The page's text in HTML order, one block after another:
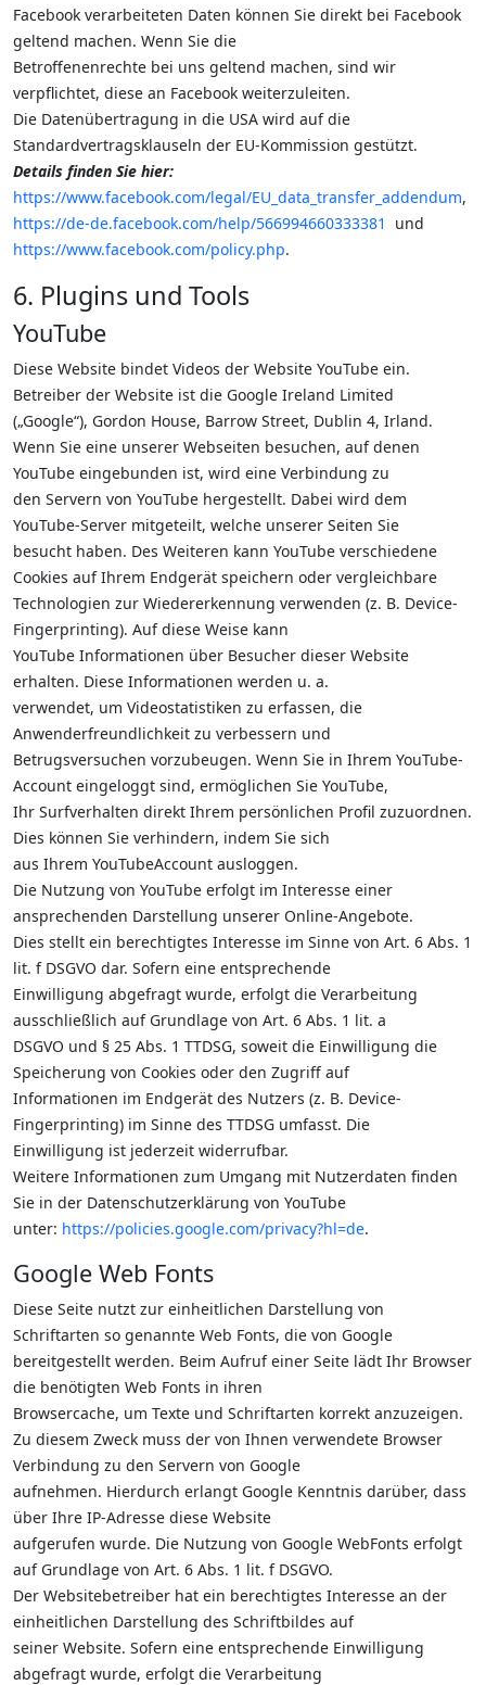
Facebook verarbeiteten Daten können Sie direkt bei Facebook
geltend machen. Wenn Sie die
Betroffenenrechte bei uns geltend machen, sind wir
verpflichtet, diese an Facebook weiterzuleiten.
Die Datenübertragung in die USA wird auf die
Standardvertragsklauseln der EU-Kommission gestützt.
Details finden Sie hier:
https://www.facebook.com/legal/EU_data_transfer_addendum,
https://de-de.facebook.com/help/566994660333381
und
https://www.facebook.com/policy.php.
6. Plugins und Tools
YouTube
Diese Website bindet Videos der Website YouTube ein.
Betreiber der Website ist die Google Ireland Limited
(„Google“), Gordon House, Barrow Street, Dublin 4, Irland.
Wenn Sie eine unserer Webseiten besuchen, auf denen
YouTube eingebunden ist, wird eine Verbindung zu
den Servern von YouTube hergestellt. Dabei wird dem
YouTube-Server mitgeteilt, welche unserer Seiten Sie
besucht haben. Des Weiteren kann YouTube verschiedene
Cookies auf Ihrem Endgerät speichern oder vergleichbare
Technologien zur Wiedererkennung verwenden (z. B. Device-
Fingerprinting). Auf diese Weise kann
YouTube Informationen über Besucher dieser Website
erhalten. Diese Informationen werden u. a.
verwendet, um Videostatistiken zu erfassen, die
Anwenderfreundlichkeit zu verbessern und
Betrugsversuchen vorzubeugen. Wenn Sie in Ihrem YouTube-
Account eingeloggt sind, ermöglichen Sie YouTube,
Ihr Surfverhalten direkt Ihrem persönlichen Profil zuzuordnen.
Dies können Sie verhindern, indem Sie sich
aus Ihrem YouTubeAccount ausloggen.
Die Nutzung von YouTube erfolgt im Interesse einer
ansprechenden Darstellung unserer Online-Angebote.
Dies stellt ein berechtigtes Interesse im Sinne von Art. 6 Abs. 1
lit. f DSGVO dar. Sofern eine entsprechende
Einwilligung abgefragt wurde, erfolgt die Verarbeitung
ausschließlich auf Grundlage von Art. 6 Abs. 1 lit. a
DSGVO und § 25 Abs. 1 TTDSG, soweit die Einwilligung die
Speicherung von Cookies oder den Zugriff auf
Informationen im Endgerät des Nutzers (z. B. Device-
Fingerprinting) im Sinne des TTDSG umfasst. Die
Einwilligung ist jederzeit widerrufbar.
Weitere Informationen zum Umgang mit Nutzerdaten finden
Sie in der Datenschutzerklärung von YouTube
unter: https://policies.google.com/privacy?hl=de.
Google Web Fonts
Diese Seite nutzt zur einheitlichen Darstellung von
Schriftarten so genannte Web Fonts, die von Google
bereitgestellt werden. Beim Aufruf einer Seite lädt Ihr Browser
die benötigten Web Fonts in ihren
Browsercache, um Texte und Schriftarten korrekt anzuzeigen.
Zu diesem Zweck muss der von Ihnen verwendete Browser
Verbindung zu den Servern von Google
aufnehmen. Hierdurch erlangt Google Kenntnis darüber, dass
über Ihre IP-Adresse diese Website
aufgerufen wurde. Die Nutzung von Google WebFonts erfolgt
auf Grundlage von Art. 6 Abs. 1 lit. f DSGVO.
Der Websitebetreiber hat ein berechtigtes Interesse an der
einheitlichen Darstellung des Schriftbildes auf
seiner Website. Sofern eine entsprechende Einwilligung
abgefragt wurde, erfolgt die Verarbeitung